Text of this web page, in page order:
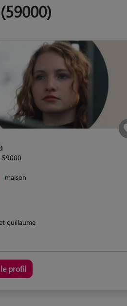
59000
maison
guillaume
profil